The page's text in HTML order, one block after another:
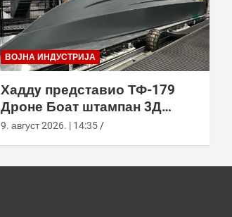
ВОЈНА ИНДУСТРИЈА
Хаддy представио ТФ-179
Дроне Боат штампан 3Д
технологијом
9. август 2026. | 14:35